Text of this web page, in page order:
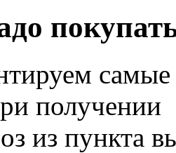
получении
из пункта